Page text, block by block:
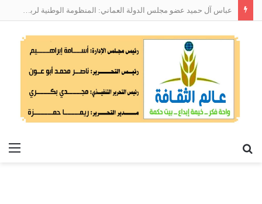
عباس آل حميد عضو مجلس الدولة العماني: المنظومة الوطنية لربط التوظيف بالمهارات تعالج البطالة من جذورها